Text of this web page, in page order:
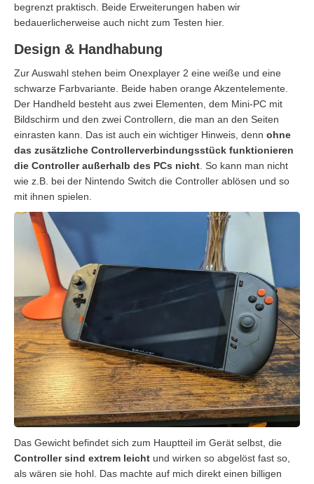
begrenzt praktisch. Beide Erweiterungen haben wir
bedauerlicherweise auch nicht zum Testen hier.
Design & Handhabung
Zur Auswahl stehen beim Onexplayer 2 eine weiße und eine
schwarze Farbvariante. Beide haben orange Akzentelemente.
Der Handheld besteht aus zwei Elementen, dem Mini-PC mit
Bildschirm und den zwei Controllern, die man an den Seiten
einrasten kann. Das ist auch ein wichtiger Hinweis, denn ohne
das zusätzliche Controllerverbindungsstück funktionieren
die Controller außerhalb des PCs nicht. So kann man nicht
wie z.B. bei der Nintendo Switch die Controller ablösen und so
mit ihnen spielen.
Das Gewicht befindet sich zum Hauptteil im Gerät selbst, die
Controller sind extrem leicht und wirken so abgelöst fast so,
als wären sie hohl. Das machte auf mich direkt einen billigen